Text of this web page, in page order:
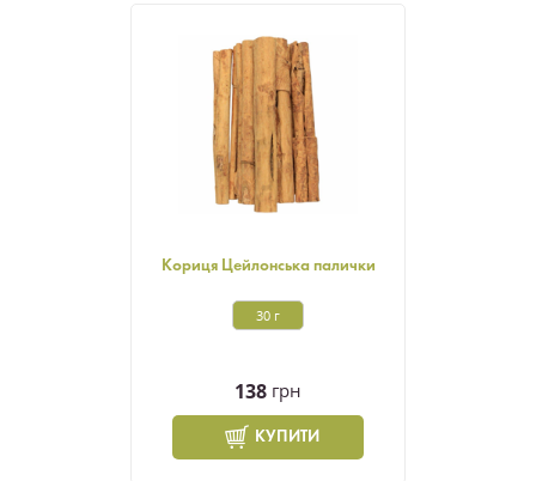
Кориця Цейлонська палички
30 г
138 грн
КУПИТИ